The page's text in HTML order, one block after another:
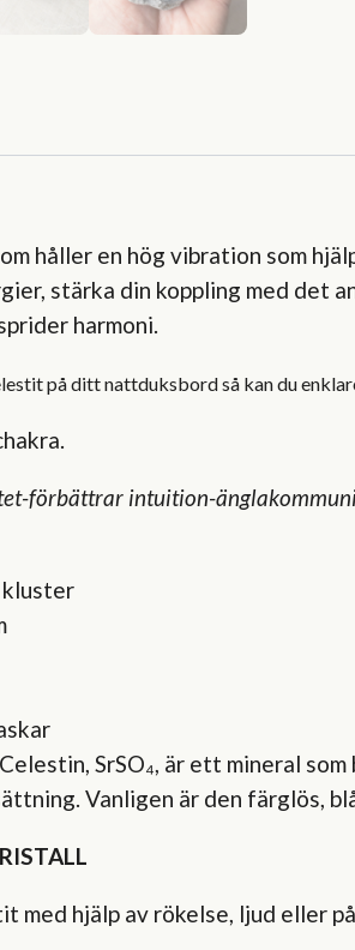
håller en hög vibration som
stärka din koppling med det
harmoni.
på ditt nattduksbord så kan du
förbättrar intuition-
SrSO₄, är ett mineral
Vanligen är den färglös,
med hjälp av rökelse, ljud eller